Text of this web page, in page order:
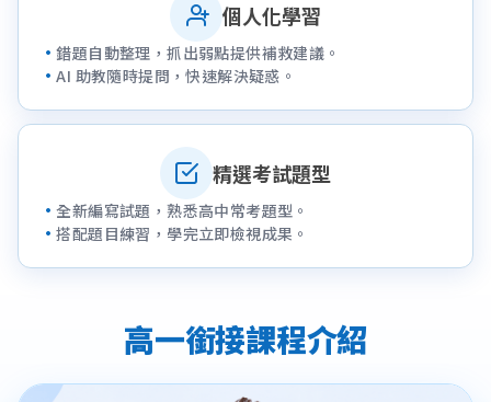
個人化學習
錯題自動整理，抓出弱點提供補救建議。
AI 助教隨時提問，快速解決疑惑。
精選考試題型
全新編寫試題，熟悉高中常考題型。
搭配題目練習，學完立即檢視成果。
高一銜接課程介紹